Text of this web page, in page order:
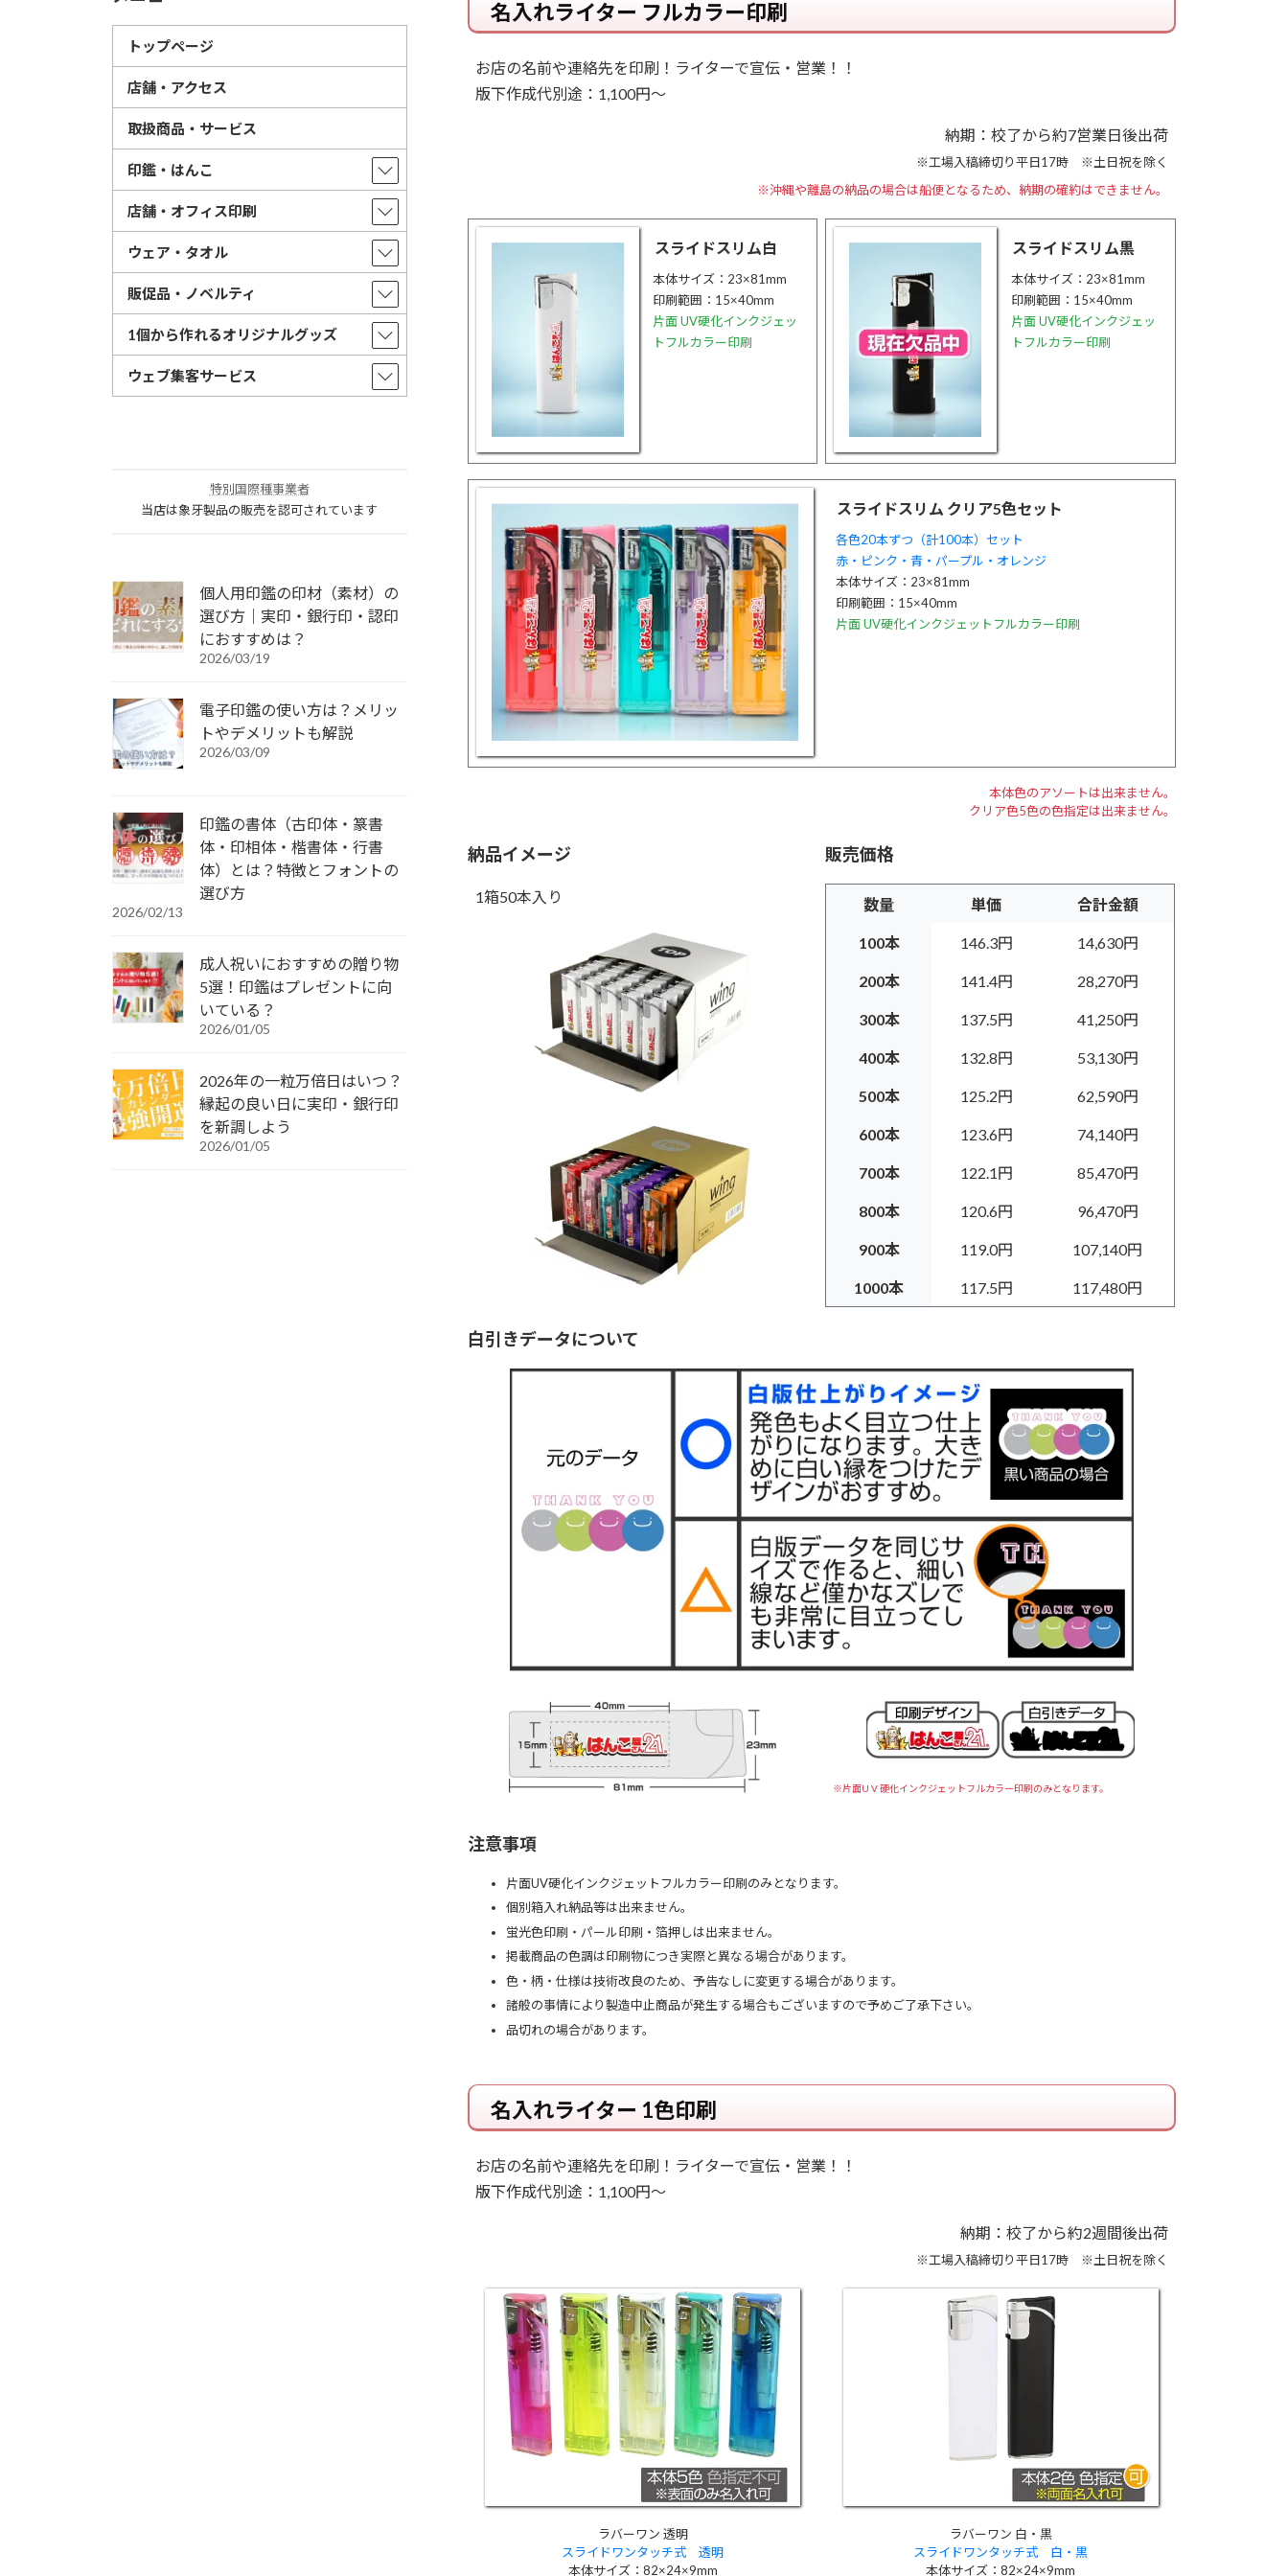
名入れライター フルカラー印刷
お店の名前や連絡先を印刷！ライターで宣伝・営業！！
版下作成代別途：1,100円～
納期：校了から約7営業日後出荷
※工場入稿締切り平日17時 ※土日祝を除く
※沖縄や離島の納品の場合は船便となるため、 納期の確約はできません。
スライドスリム白
本体サイズ：23×81mm
印刷範囲：15×40mm
片面 UV硬化インクジェッ
トフルカラー印刷
スライドスリム黒
本体サイズ：23×81mm
印刷範囲：15×40mm
片面 UV硬化インクジェッ
トフルカラー印刷
スライドスリム クリア5色セット
各色20本ずつ（計100本）セット
赤・ピンク・青・パープル・オレンジ
本体サイズ：23×81mm
印刷範囲：15×40mm
片面 UV硬化インクジェットフルカラー印刷
本体色のアソートは出来ません。
クリア色5色の色指定は出来ません。
納品イメージ
1箱50本入り
販売価格
数量 単価 合計金額
100本 146.3円 14,630円
200本 141.4円 28,270円
300本 137.5円 41,250円
400本 132.8円 53,130円
500本 125.2円 62,590円
600本 123.6円 74,140円
700本 122.1円 85,470円
800本 120.6円 96,470円
900本 119.0円 107,140円
1000本 117.5円 117,480円
白引きデータについて
※片面U V 硬化インクジェットフルカラー印刷のみとなります。
注意事項
片面UV硬化インクジェットフルカラー印刷のみとなります。
個別箱入れ納品等は出来ません。
蛍光色印刷・パール印刷・箔押しは出来ません。
掲載商品の色調は印刷物につき実際と異なる場合があります。
色・柄・仕様は技術改良のため、予告なしに変更する場合があります。
諸般の事情により製造中止商品が発生する場合もございますので予めご了承下さい。
品切れの場合があります。
名入れライター 1色印刷
お店の名前や連絡先を印刷！ライターで宣伝・営業！！
版下作成代別途：1,100円～
納期：校了から約2週間後出荷
※工場入稿締切り平日17時 ※土日祝を除く
ラバーワン 透明
スライドワンタッチ式 透明
本体サイズ：82×24×9mm
ラバーワン 白・黒
スライドワンタッチ式 白・黒
本体サイズ：82×24×9mm
トップページ
店舗・アクセス
取扱商品・サービス
印鑑・はんこ
店舗・オフィス印刷
ウェア・タオル
販促品・ノベルティ
1個から作れるオリジナルグッズ
ウェブ集客サービス
特別国際種事業者
当店は象牙製品の販売を認可されています
個人用印鑑の印材（素材）の
選び方｜実印・銀行印・認印
におすすめは？
2026/03/19
電子印鑑の使い方は？メリッ
トやデメリットも解説
2026/03/09
印鑑の書体（古印体・篆書
体・印相体・楷書体・行書
体）とは？特徴とフォントの
選び方
2026/02/13
成人祝いにおすすめの贈り物
5選！印鑑はプレゼントに向
いている？
2026/01/05
2026年の一粒万倍日はいつ？
縁起の良い日に実印・銀行印
を新調しよう
2026/01/05